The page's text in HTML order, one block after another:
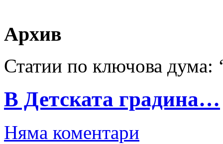
Архив
Статии по ключова дума:
В Детската градина…
Няма коментари